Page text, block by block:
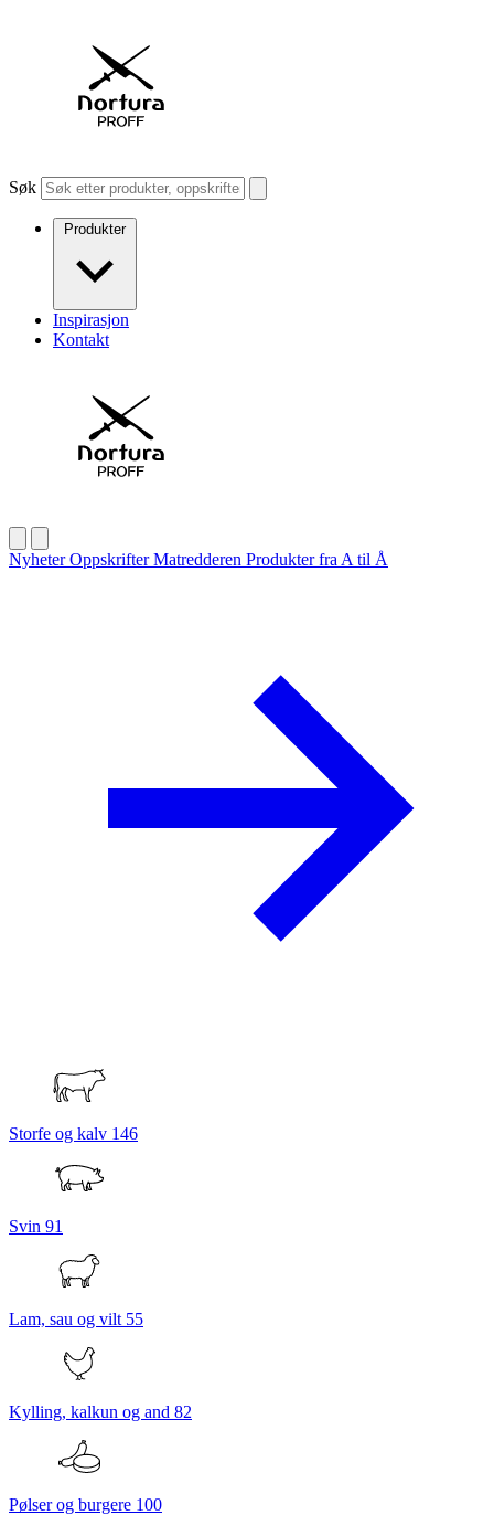
Søk
Produkter
Inspirasjon
Kontakt
NyheterOppskrifterMatredderen Produkter fra A til Å
Storfe og kalv 146
Svin 91
Lam, sau og vilt 55
Kylling, kalkun og and 82
Pølser og burgere 100